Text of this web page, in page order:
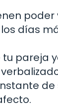
poder
días
pareja
de